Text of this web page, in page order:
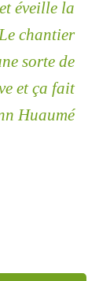
éveille la
chantier
sorte de
et ça fait
Huaumé